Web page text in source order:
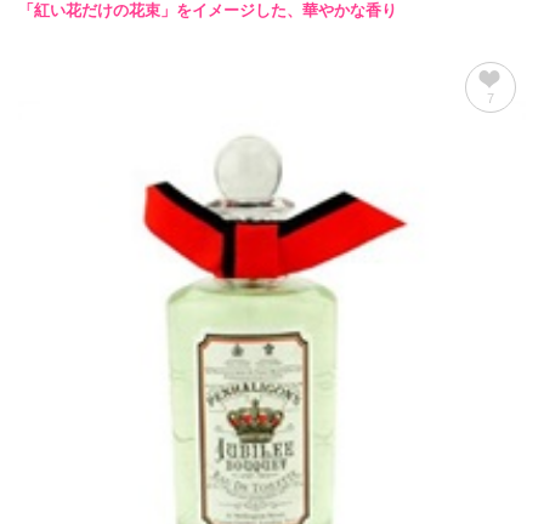
「紅い花だけの花束」をイメージした、華やかな香り
7